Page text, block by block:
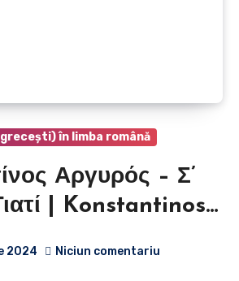
în limba română
Αργυρός – Σ’
| Konstantinos
iubesc pentru că..
2024 Niciun comentariu